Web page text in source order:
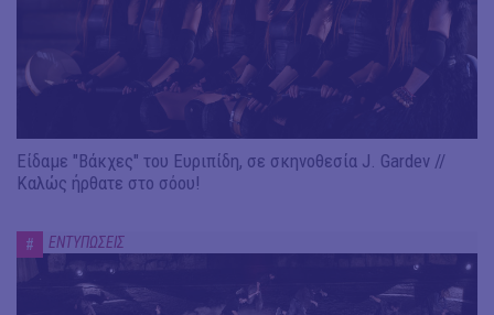
Είδαμε "Βάκχες" του Ευριπίδη, σε σκηνοθεσία J. Gardev //
Καλώς ήρθατε στο σόου!
# ΕΝΤΥΠΩΣΕΙΣ